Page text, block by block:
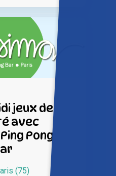
jeux de
avec
Pong
(75)